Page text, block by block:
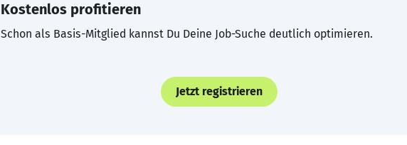
Kostenlos profitieren
Schon als Basis-Mitglied kannst Du Deine Job-Suche deutlich optimieren.
Jetzt registrieren